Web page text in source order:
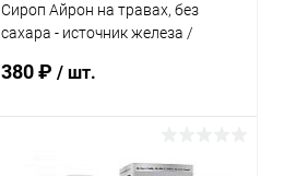
Сироп Айрон на травах, без
сахара - источник железа /
380 ₽/ шт.
В корзину